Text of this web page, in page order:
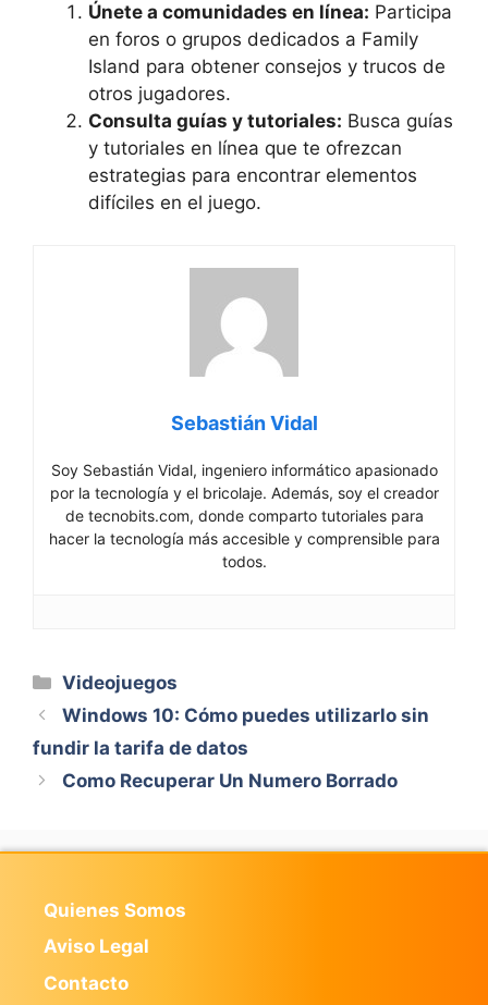
Únete a comunidades en línea: Participa
en foros o grupos dedicados a Family
Island para obtener consejos y trucos de
otros jugadores.
Consulta guías y tutoriales: Busca guías
y tutoriales en línea que te ofrezcan
estrategias para encontrar elementos
difíciles en el juego.
Sebastián Vidal
Soy Sebastián Vidal, ingeniero informático apasionado
por la tecnología y el bricolaje. Además, soy el creador
de tecnobits.com, donde comparto tutoriales para
hacer la tecnología más accesible y comprensible para
todos.
Categorías
Videojuegos
Windows 10: Cómo puedes utilizarlo sin
fundir la tarifa de datos
Como Recuperar Un Numero Borrado
Quienes Somos
Aviso Legal
Contacto